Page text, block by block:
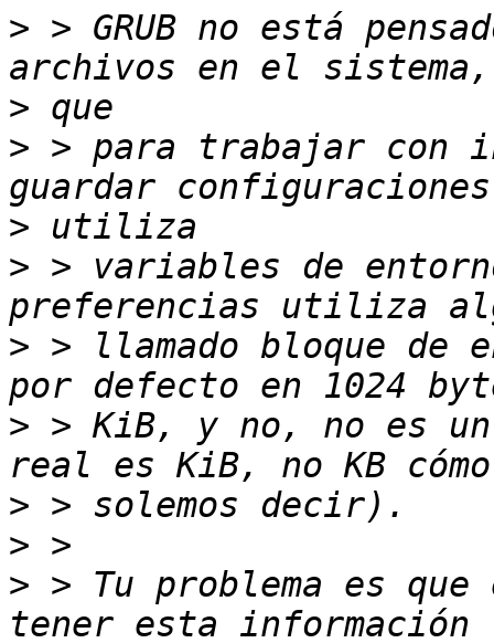
> > GRUB no está
>
> > para trabajar con
>
> > variables de
> > llamado bloque de
> > KiB, y no, no es
>
>
> > Tu problema es